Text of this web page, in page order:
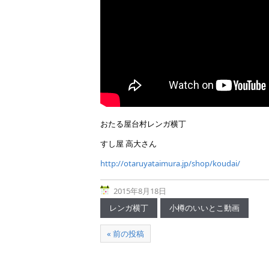
おたる屋台村レンガ横丁
すし屋 高大さん
http://otaruyataimura.jp/shop/koudai/
2015年8月18日
レンガ横丁
小樽のいいとこ動画
« 前の投稿